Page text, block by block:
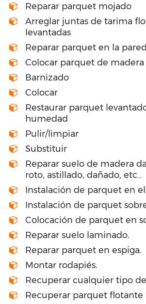
Reparar parquet mojado
Arreglar juntas de tarima
levantadas
Reparar parquet en la pared
Colocar parquet de madera
Barnizado
Colocar
Restaurar parquet
humedad
Pulir/limpiar
Substituir
Reparar suelo de madera
roto, astillado, dañado, etc…
Instalación de parquet en
Instalación de parquet
Colocación de parquet en
Reparar suelo laminado.
Reparar parquet en espiga.
Montar rodapiés.
Recuperar cualquier tipo
Recuperar parquet flotante